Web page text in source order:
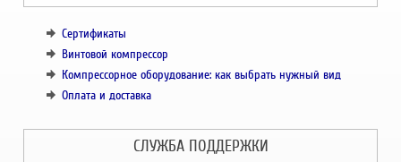
Сертификаты
Винтовой компрессор
Компрессорное оборудование: как выбрать нужный вид
Оплата и доставка
СЛУЖБА ПОДДЕРЖКИ